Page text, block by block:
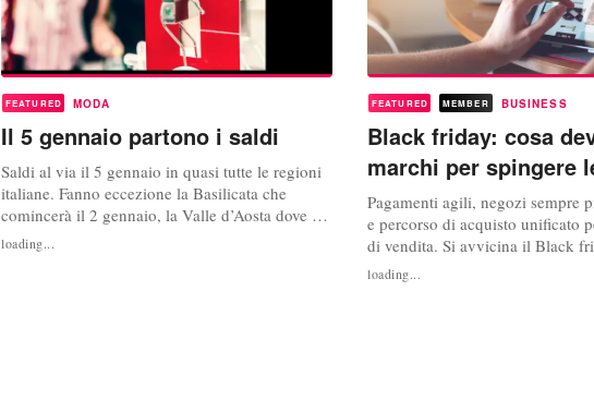
FEATURED MODA
Il 5 gennaio partono i saldi
Saldi al via il 5 gennaio in quasi tutte le regioni
italiane. Fanno eccezione la Basilicata che
comincerà il 2 gennaio, la Valle d’Aosta dove gli
sconti partiranno il 3 gennaio e il Trentino dove
non è prevista una data di avvio dei saldi che
loading...
FEATURED MEMBER BUSINESS
Black friday: cosa
marchi per spingere
Pagamenti agili, negozi sempre
e percorso di acquisto unificato
di vendita. Si avvicina il Black
il 26 novembre, e Adyen,
pagamentiche fornisce i propri
loading...